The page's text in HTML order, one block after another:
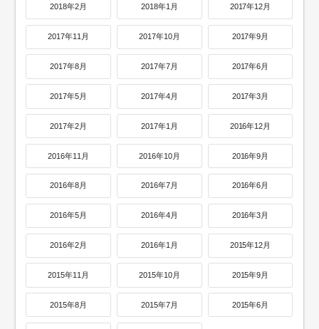
2018年2月 2018年1月 2017年12月
2017年11月 2017年10月 2017年9月
2017年8月 2017年7月 2017年6月
2017年5月 2017年4月 2017年3月
2017年2月 2017年1月 2016年12月
2016年11月 2016年10月 2016年9月
2016年8月 2016年7月 2016年6月
2016年5月 2016年4月 2016年3月
2016年2月 2016年1月 2015年12月
2015年11月 2015年10月 2015年9月
2015年8月 2015年7月 2015年6月